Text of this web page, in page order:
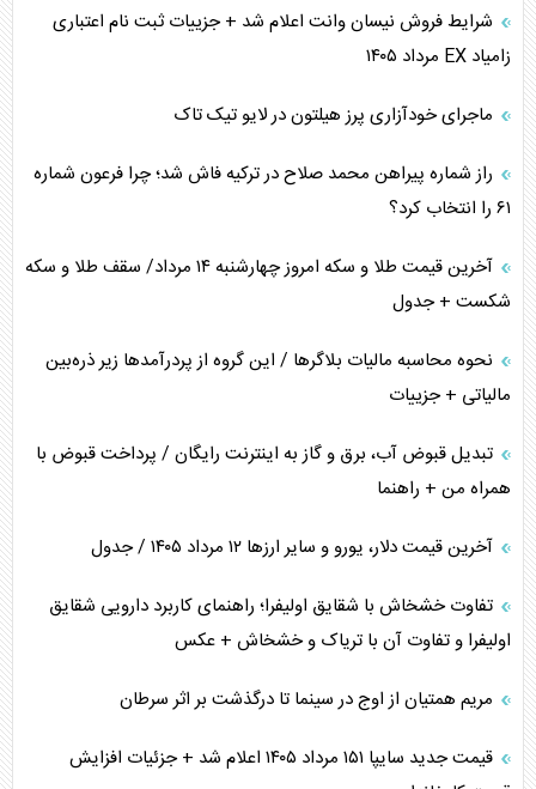
ترامپ و توهم خلع سلاح حماس
چرا کویت به دنبال شریک امنیتی جدید است؟
اعتراف غرب به قدرت ایران در تثبیت معادلات
خطای راهبردی ترامپ مقابل برزیل
شرایط فروش نیسان وانت اعلام شد + جزییات ثبت نام اعتباری
زامیاد EX مرداد ۱۴۰۵
ماجرای خودآزاری پرز هیلتون در لایو تیک تاک
راز شماره پیراهن محمد صلاح در ترکیه فاش شد؛ چرا فرعون شماره
۶۱ را انتخاب کرد؟
آخرین قیمت طلا و سکه امروز چهارشنبه ۱۴ مرداد/ سقف طلا و سکه
شکست + جدول
نحوه محاسبه مالیات بلاگر‌ها / این گروه از پردرآمد‌ها زیر ذره‌بین
مالیاتی + جزییات
تبدیل قبوض آب، برق و گاز به اینترنت رایگان / پرداخت قبوض با
همراه من + راهنما
آخرین قیمت دلار، یورو و سایر ارز‌ها ۱۲ مرداد ۱۴۰۵ / جدول
تفاوت خشخاش با شقایق اولیفرا؛ راهنمای کاربرد دارویی شقایق
اولیفرا و تفاوت آن با تریاک و خشخاش + عکس
مریم همتیان از اوج در سینما تا درگذشت بر اثر سرطان
قیمت جدید سایپا ۱۵۱ مرداد ۱۴۰۵ اعلام شد + جزئیات افزایش